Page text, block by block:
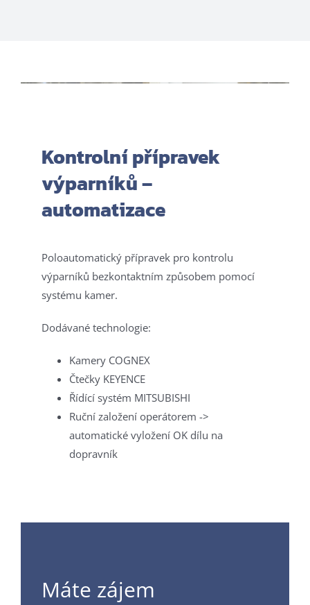
Kontrolní přípravek
výparníků –
automatizace
Poloautomatický přípravek pro kontrolu
výparníků bezkontaktním způsobem pomocí
systému kamer.
Dodávané technologie:
Kamery COGNEX
Čtečky KEYENCE
Řídící systém MITSUBISHI
Ruční založení operátorem ->
automatické vyložení OK dílu na
dopravník
Máte zájem